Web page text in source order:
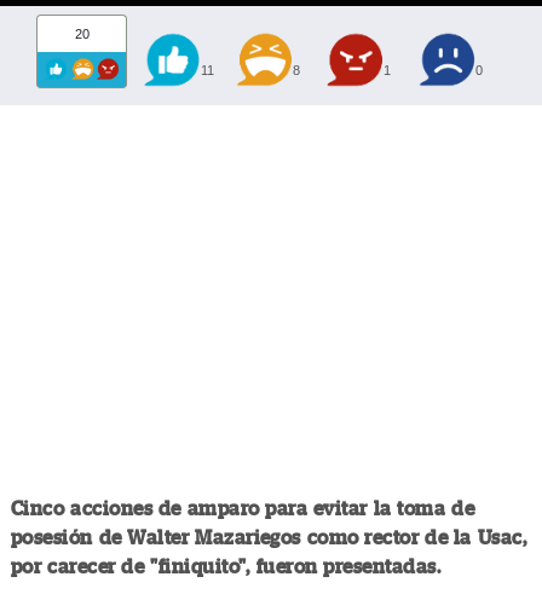
20
11 8 1 0
Cinco acciones de amparo para evitar la toma de
posesión de Walter Mazariegos como rector de la Usac,
por carecer de "finiquito", fueron presentadas.